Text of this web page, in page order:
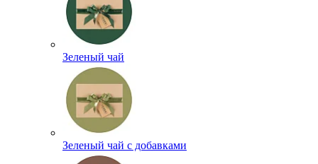
Зеленый чай
Зеленый чай с добавками